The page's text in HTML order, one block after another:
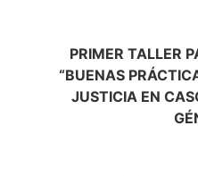
PRIMER TALLER
“BUENAS
JUSTICIA EN